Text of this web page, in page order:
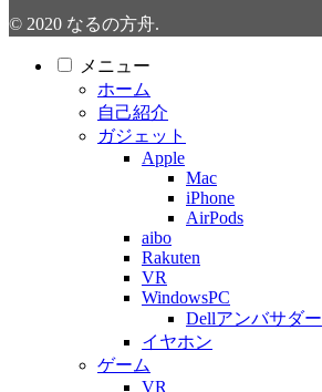
© 2020 なるの方舟.
メニュー
ホーム
自己紹介
ガジェット
Apple
Mac
iPhone
AirPods
aibo
Rakuten
VR
WindowsPC
Dellアンバサダー
イヤホン
ゲーム
VR